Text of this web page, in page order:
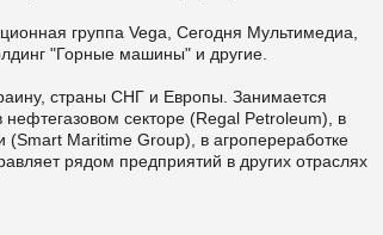
группа Vega, Сегодня Мультимедиа,
"Горные машины" и другие.
страны СНГ и Европы. Занимается
нефтегазовом секторе (Regal Petroleum), в
Maritime Group), в агропереработке
рядом предприятий в других отраслях